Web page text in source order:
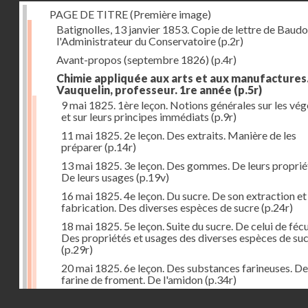
PAGE DE TITRE (Première image)
Batignolles, 13 janvier 1853. Copie de lettre de
l'Administrateur du Conservatoire(p.2r)
Avant-propos (septembre 1826) (p.4r)
Chimie appliquée aux arts et aux
Vauquelin, professeur. 1re année (p.5r)
9 mai 1825. 1ère leçon. Notions générales sur les
et sur leurs principes immédiats (p.9r)
11 mai 1825. 2e leçon. Des extraits. Manière de les
préparer(p.14r)
13 mai 1825. 3e leçon. Des gommes. De leurs
De leurs usages (p.19v)
16 mai 1825. 4e leçon. Du sucre. De son extraction et
fabrication. Des diverses espèces de sucre(p.24r)
18 mai 1825. 5e leçon. Suite du sucre. De celui de
Des propriétés et usages des diverses espèces de
(p.29r)
20 mai 1825. 6e leçon. Des substances farineuses.
farine de froment. De l'amidon(p.34r)